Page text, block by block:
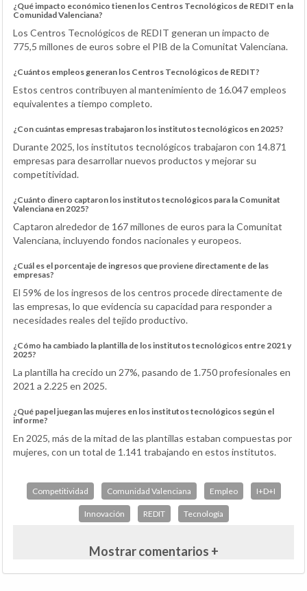
¿Qué impacto económico tienen los Centros Tecnológicos de REDIT en la
Comunidad Valenciana?
Los Centros Tecnológicos de REDIT generan un impacto de
775,5 millones de euros sobre el PIB de la Comunitat Valenciana.
¿Cuántos empleos generan los Centros Tecnológicos de REDIT?
Estos centros contribuyen al mantenimiento de 16.047 empleos
equivalentes a tiempo completo.
¿Con cuántas empresas trabajaron los institutos tecnológicos en 2025?
Durante 2025, los institutos tecnológicos trabajaron con 14.871
empresas para desarrollar nuevos productos y mejorar su
competitividad.
¿Cuánto dinero captaron los institutos tecnológicos para la Comunitat
Valenciana en 2025?
Captaron alrededor de 167 millones de euros para la Comunitat
Valenciana, incluyendo fondos nacionales y europeos.
¿Cuál es el porcentaje de ingresos que proviene directamente de las
empresas?
El 59% de los ingresos de los centros procede directamente de
las empresas, lo que evidencia su capacidad para responder a
necesidades reales del tejido productivo.
¿Cómo ha cambiado la plantilla de los institutos tecnológicos entre 2021 y
2025?
La plantilla ha crecido un 27%, pasando de 1.750 profesionales en
2021 a 2.225 en 2025.
¿Qué papel juegan las mujeres en los institutos tecnológicos según el
informe?
En 2025, más de la mitad de las plantillas estaban compuestas por
mujeres, con un total de 1.141 trabajando en estos institutos.
Competitividad Comunidad Valenciana Empleo I+D+I
Innovación REDIT Tecnología
Mostrar comentarios +